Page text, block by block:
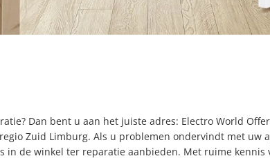
Dan bent u aan het juiste adres: Electro World
Zuid Limburg. Als u problemen ondervindt met uw
de winkel ter reparatie aanbieden. Met ruime kennis